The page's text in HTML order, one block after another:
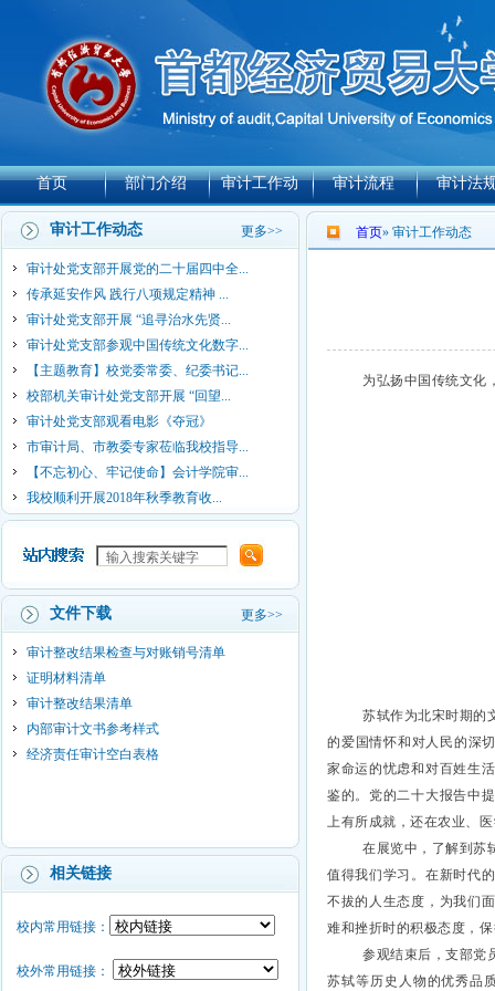
首页 部门介绍 审计工作动 审计流程 审计法
更多>>
审计工作动态
审计处党支部开展党的二十届四中全...
传承延安作风 践行八项规定精神 ...
审计处党支部开展 “追寻治水先贤...
审计处党支部参观中国传统文化数字...
【主题教育】校党委常委、纪委书记...
校部机关审计处党支部开展 “回望...
审计处党支部观看电影《夺冠》
市审计局、市教委专家莅临我校指导...
【不忘初心、牢记使命】会计学院审...
我校顺利开展2018年秋季教育收...
更多>>
文件下载
审计整改结果检查与对账销号清单
证明材料清单
审计整改结果清单
内部审计文书参考样式
经济责任审计空白表格
相关链接
校内常用链接：
校外常用链接：
首页» 审计工作动态
为弘扬中国传统文化
苏轼作为北宋时期的
的爱国情怀和对人民的深
家命运的忧虑和对百姓生
鉴的。党的二十大报告中
上有所成就，还在农业、
在展览中，了解到苏
值得我们学习。在新时代
不拔的人生态度，为我们
难和挫折时的积极态度，
参观结束后，支部党
苏轼等历史人物的优秀品